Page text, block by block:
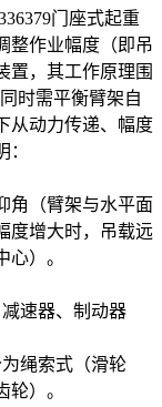
门座式起重
整作业幅度（即吊
置，其工作原理围
时需平衡臂架自
从动力传递、幅度
角（臂架与水平面
度增大时，吊载远
）。
速器、制动器
绳索式（滑轮
）。